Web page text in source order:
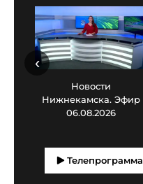
Новости
Нижнекамска. Эфир
06.08.2026
‹
Телепрограмма